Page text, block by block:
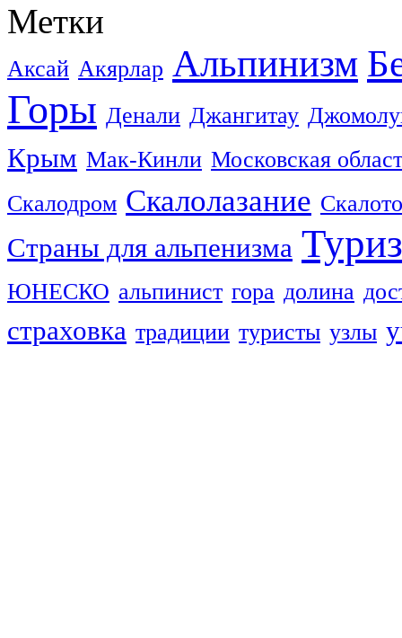
Метки
Аксай Акярлар Альпинизм
Горы Денали Джангитау
Крым Мак-Кинли Московская
Скалодром Скалолазание
Страны для альпенизма
ЮНЕСКО альпинист гора долина
страховка традиции туристы узлы